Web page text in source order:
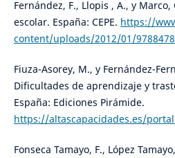
Fernández, F., Llopis , A., y
escolar. España: CEPE. https://
content/uploads/2012/01/
Fiuza-Asorey, M., y Fernández-
Dificultades de aprendizaje y
España: Ediciones Pirámide.
https://altascapacidades.es/
Fonseca Tamayo, F., López